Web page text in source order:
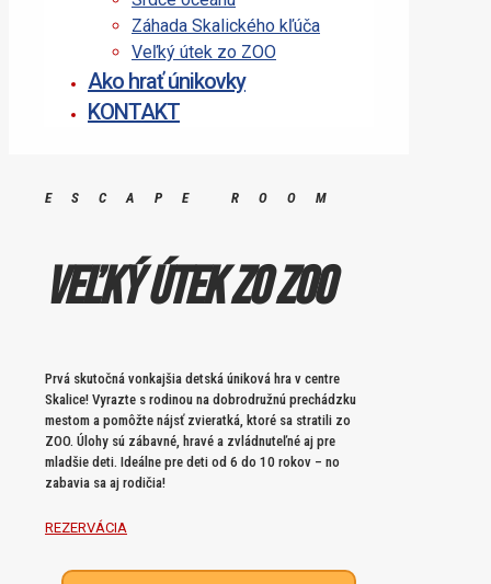
Záhada Skalického kľúča
Veľký útek zo ZOO
Ako hrať únikovky
KONTAKT
ESCAPE ROOM
Veľký útek zo ZOO
Prvá skutočná vonkajšia detská úniková hra v centre
Skalice! Vyrazte s rodinou na dobrodružnú prechádzku
mestom a pomôžte nájsť zvieratká, ktoré sa stratili zo
ZOO. Úlohy sú zábavné, hravé a zvládnuteľné aj pre
mladšie deti. Ideálne pre deti od 6 do 10 rokov – no
zabavia sa aj rodičia!
REZERVÁCIA